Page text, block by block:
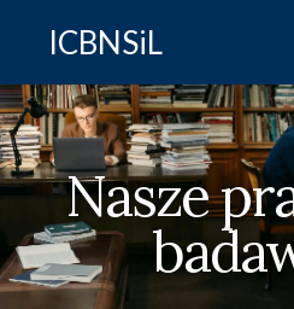
ICBNSiL
Nasze